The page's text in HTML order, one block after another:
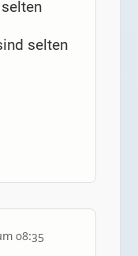
selten
08:35